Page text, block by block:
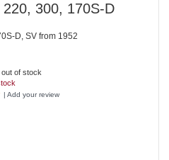
300, 170S-D
D, SV from 1952
of stock
| Add your review